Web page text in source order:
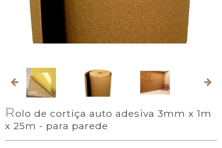
Rolo de cortiça auto adesiva 3mm x 1m
x 25m - para parede